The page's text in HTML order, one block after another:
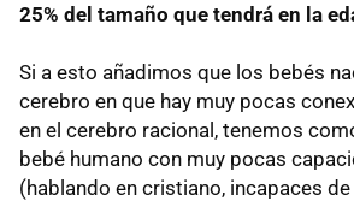
25% del tamaño que tendrá en la
Si a esto añadimos que los bebés
cerebro en que hay muy pocas
en el cerebro racional, tenemos
bebé humano con muy pocas
(hablando en cristiano, incapaces de